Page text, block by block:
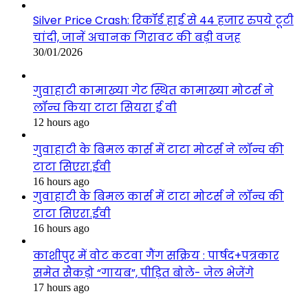
Silver Price Crash: रिकॉर्ड हाई से 44 हजार रुपये टूटी
चांदी, जानें अचानक गिरावट की बड़ी वजह
30/01/2026
गुवाहाटी कामाख्या गेट स्थित कामाख्या मोटर्स ने
लॉन्च किया टाटा सियरा ई वी
12 hours ago
गुवाहाटी के बिमल कार्स में टाटा मोटर्स ने लॉन्च की
टाटा सिएरा.ईवी
16 hours ago
गुवाहाटी के बिमल कार्स में टाटा मोटर्स ने लॉन्च की
टाटा सिएरा.ईवी
16 hours ago
काशीपुर में वोट कटवा गैंग सक्रिय : पार्षद+पत्रकार
समेत सैकड़ो “गायब”, पीड़ित बोले- जेल भेजेंगे
17 hours ago